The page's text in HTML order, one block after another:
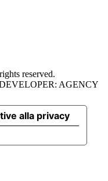
reserved.
AGENCY
alla privacy